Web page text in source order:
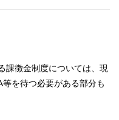
課徴金制度については、現
を待つ必要がある部分も